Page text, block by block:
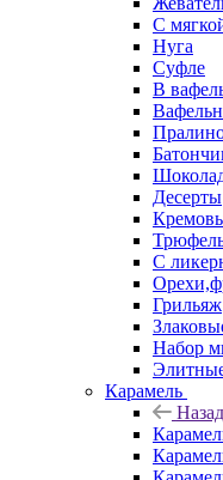
С
Нуга
Суфле
В
Десерты
С
Грильяж
Набор
Карамель
Назад